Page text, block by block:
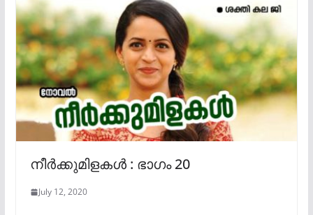
നീർക്കുമിളകൾ : ഭാഗം 20
July 12, 2020